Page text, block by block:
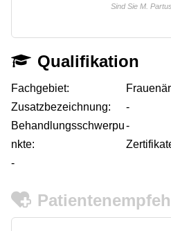
Sind Sie M.
Qualifikation
Fachgebiet:
Zusatzbezeichnung:
-
Behandlungsschwerpu
nkte:
-
-